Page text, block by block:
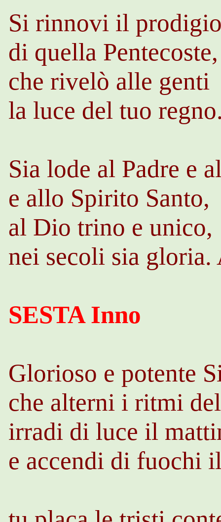
Si rinnovi il
di quella Pentecoste,
che rivelò alle genti
la luce del tuo
Sia lode al Padre e
e allo Spirito Santo,
al Dio trino e unico,
nei secoli sia
SESTA Inno
Glorioso e potente
che alterni i ritmi
irradi di luce il
e accendi di fuochi